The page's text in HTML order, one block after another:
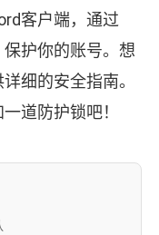
客户端，通过
护你的账号。想
细的安全指南。
道防护锁吧！